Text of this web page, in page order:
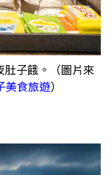
子餓。（圖片來
美食旅遊）